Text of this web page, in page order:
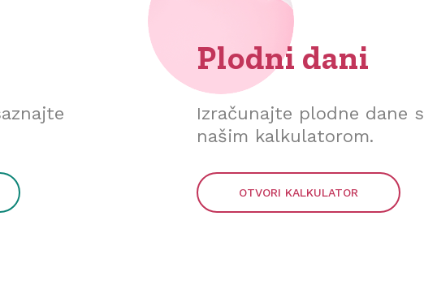
Plodni dani
Izračunajte plodne dane s
našim kalkulatorom.
OTVORI KALKULATOR